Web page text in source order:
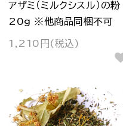
アザミ（ミルクシスル）の粉
20g ※他商品同梱不可
1,210円(税込)